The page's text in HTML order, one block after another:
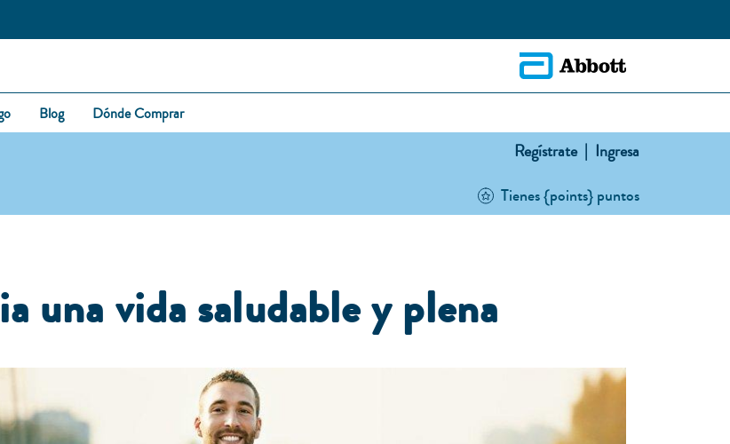
Blog Dónde Comprar
Regístrate | Ingresa
Tienes {points} puntos
una vida saludable y plena